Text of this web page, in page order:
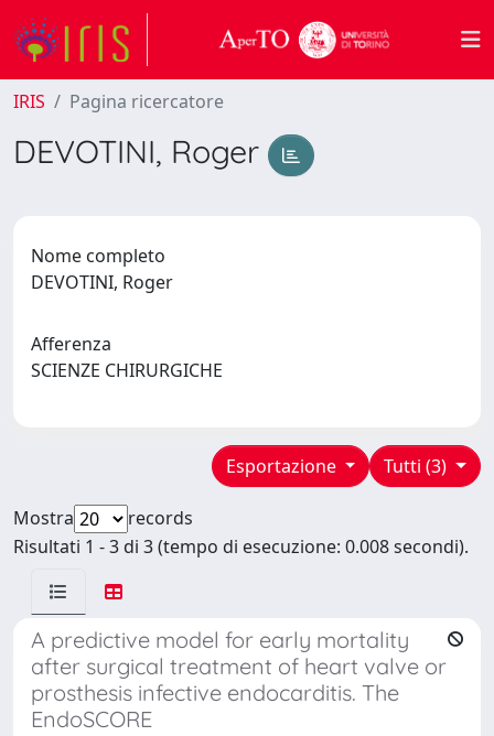
IRIS Pagina ricercatore
DEVOTINI, Roger
Nome completo
DEVOTINI, Roger
Afferenza
SCIENZE CHIRURGICHE
Tutti (3)
Esportazione
Mostra
records
Risultati 1 - 3 di 3 (tempo di esecuzione: 0.008 secondi).
A predictive model for early mortality
after surgical treatment of heart valve or
prosthesis infective endocarditis. The
EndoSCORE